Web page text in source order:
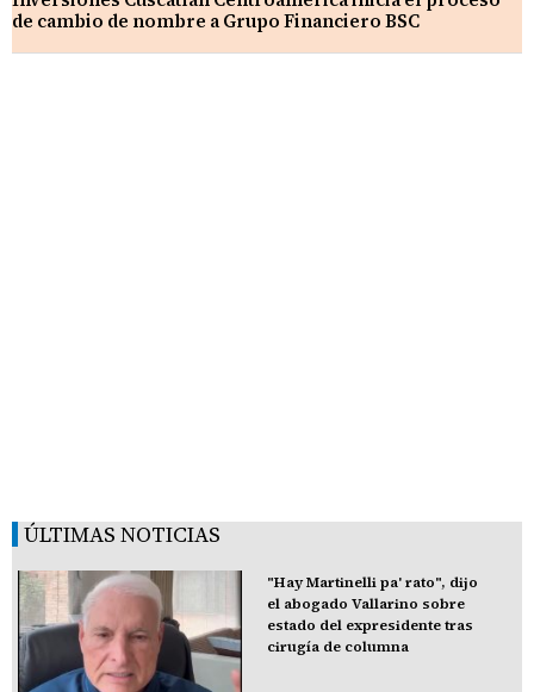
de cambio de nombre a Grupo Financiero BSC
ÚLTIMAS NOTICIAS
"Hay Martinelli pa' rato", dijo
el abogado Vallarino sobre
estado del expresidente tras
cirugía de columna